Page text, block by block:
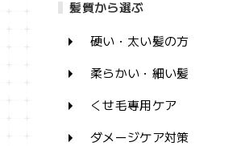
髪質から選ぶ
硬い・太い髪の方
柔らかい・細い髪
くせ毛専用ケア
ダメージケア対策